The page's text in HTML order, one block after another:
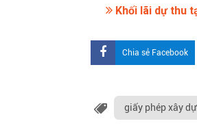
Khối lãi dự thu
Chia sẻ Facebook
giấy phép xây